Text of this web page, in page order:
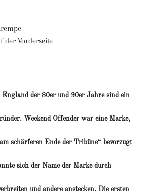
der Vorderseite
England der 80er und 90er Jahre sind ein
Weekend Offender war eine Marke,
schärferen Ende der Tribüne“ bevorzugt
sich der Name der Marke durch
und andere anstecken. Die ersten